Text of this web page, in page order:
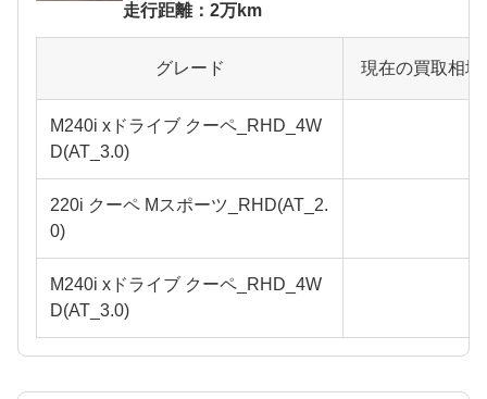
走行距離：2万km
グレード 現在の買取相
M240i xドライブ クーペ_RHD_4W
D(AT_3.0)
220i クーペ Mスポーツ_RHD(AT_2.
0)
M240i xドライブ クーペ_RHD_4W
D(AT_3.0)